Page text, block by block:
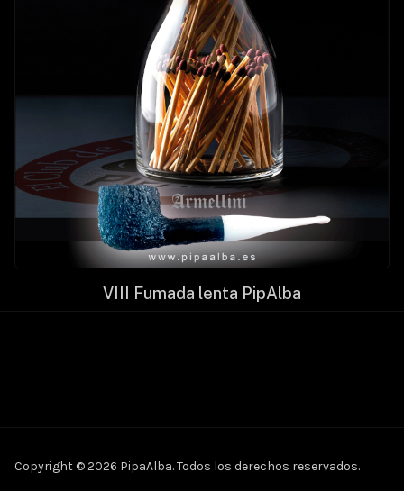
VIII Fumada lenta PipAlba
Copyright © 2026 PipaAlba. Todos los derechos reservados.